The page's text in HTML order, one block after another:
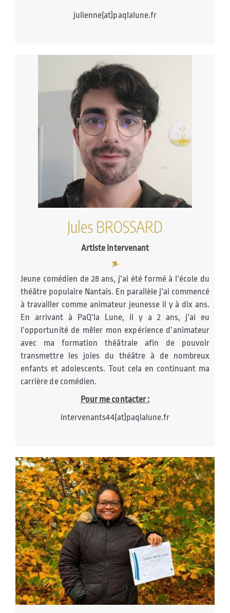
julienne(at)paqlalune.fr
Jules BROSSARD
Artiste intervenant
Jeune comédien de 28 ans, j’ai été formé à l’école du
théâtre populaire Nantais. En parallèle j’ai commencé
à travailler comme animateur jeunesse il y à dix ans.
En arrivant à PaQ’la Lune, il y a 2 ans, j’ai eu
l’opportunité de mêler mon expérience d’animateur
avec ma formation théâtrale afin de pouvoir
transmettre les joies du théâtre à de nombreux
enfants et adolescents. Tout cela en continuant ma
carrière de comédien.
Pour me contacter :
intervenants44(at)paqlalune.fr